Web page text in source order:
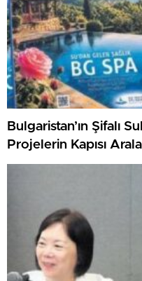
Bulgaristan’ın Şifalı
Projelerin Kapısı